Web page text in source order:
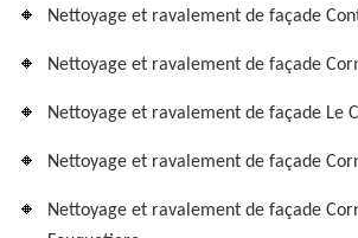
Nettoyage et ravalement de façade
Nettoyage et ravalement de façade
Nettoyage et ravalement de façade Le
Nettoyage et ravalement de façade
Nettoyage et ravalement de façade